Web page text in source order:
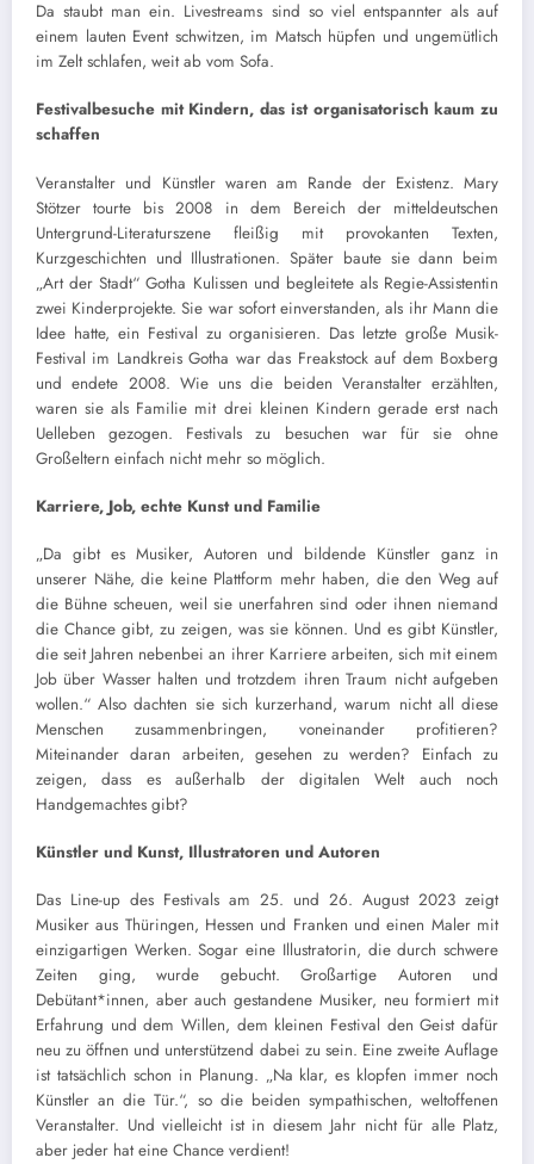
Da staubt man ein. Livestreams sind so viel entspannter als auf
einem lauten Event schwitzen, im Matsch hüpfen und ungemütlich
im Zelt schlafen, weit ab vom Sofa.
Festivalbesuche mit Kindern, das ist organisatorisch kaum zu
schaffen
Veranstalter und Künstler waren am Rande der Existenz. Mary
Stötzer tourte bis 2008 in dem Bereich der mitteldeutschen
Untergrund-Literaturszene fleißig mit provokanten Texten,
Kurzgeschichten und Illustrationen. Später baute sie dann beim
„Art der Stadt“ Gotha Kulissen und begleitete als Regie-Assistentin
zwei Kinderprojekte. Sie war sofort einverstanden, als ihr Mann die
Idee hatte, ein Festival zu organisieren. Das letzte große Musik-
Festival im Landkreis Gotha war das Freakstock auf dem Boxberg
und endete 2008. Wie uns die beiden Veranstalter erzählten,
waren sie als Familie mit drei kleinen Kindern gerade erst nach
Uelleben gezogen. Festivals zu besuchen war für sie ohne
Großeltern einfach nicht mehr so möglich.
Karriere, Job, echte Kunst und Familie
„Da gibt es Musiker, Autoren und bildende Künstler ganz in
unserer Nähe, die keine Plattform mehr haben, die den Weg auf
die Bühne scheuen, weil sie unerfahren sind oder ihnen niemand
die Chance gibt, zu zeigen, was sie können. Und es gibt Künstler,
die seit Jahren nebenbei an ihrer Karriere arbeiten, sich mit einem
Job über Wasser halten und trotzdem ihren Traum nicht aufgeben
wollen.“ Also dachten sie sich kurzerhand, warum nicht all diese
Menschen zusammenbringen, voneinander profitieren?
Miteinander daran arbeiten, gesehen zu werden? Einfach zu
zeigen, dass es außerhalb der digitalen Welt auch noch
Handgemachtes gibt?
Künstler und Kunst, Illustratoren und Autoren
Das Line-up des Festivals am 25. und 26. August 2023 zeigt
Musiker aus Thüringen, Hessen und Franken und einen Maler mit
einzigartigen Werken. Sogar eine Illustratorin, die durch schwere
Zeiten ging, wurde gebucht. Großartige Autoren und
Debütant*innen, aber auch gestandene Musiker, neu formiert mit
Erfahrung und dem Willen, dem kleinen Festival den Geist dafür
neu zu öffnen und unterstützend dabei zu sein. Eine zweite Auflage
ist tatsächlich schon in Planung. „Na klar, es klopfen immer noch
Künstler an die Tür.“, so die beiden sympathischen, weltoffenen
Veranstalter. Und vielleicht ist in diesem Jahr nicht für alle Platz,
aber jeder hat eine Chance verdient!